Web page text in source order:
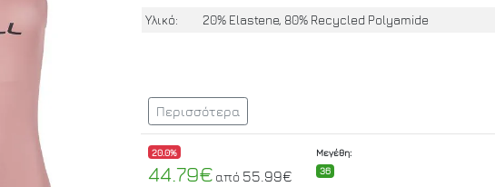
Υλικό: 20% Elastene, 80% Recycled Polyamide
Περισσότερα
20.0%
44.79€ από 55.99€
Μεγέθη:
36